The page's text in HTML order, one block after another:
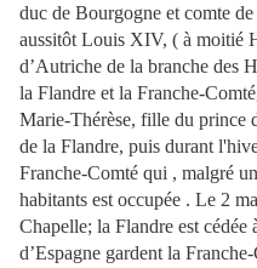
duc de Bourgogne et comte
aussitôt Louis XIV, ( à moitié
d’Autriche de la branche des
la Flandre et la Franche-
Marie-Thérèse, fille du prince
de la Flandre, puis durant
Franche-Comté qui , malgré
habitants est occupée . Le 2
Chapelle; la Flandre est cédée
d’Espagne gardent la